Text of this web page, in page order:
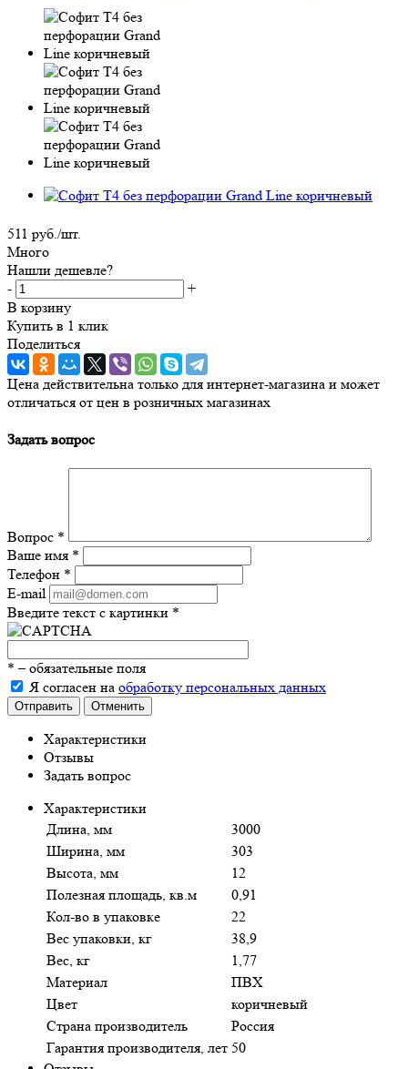
511 руб./шт.
Много
Нашли дешевле?
-
+
В корзину
Купить в 1 клик
Поделиться
Цена действительна только для интернет-магазина и может
отличаться от цен в розничных магазинах
Задать вопрос
Вопрос *
Ваше имя *
Телефон *
E-mail
Введите текст с картинки *
* – обязательные поля
Я согласен на обработку персональных данных
Отправить Отменить
Характеристики
Отзывы
Задать вопрос
Характеристики
Длина, мм
3000
Ширина, мм
303
Высота, мм
12
Полезная площадь, кв.м
0,91
Кол-во в упаковке
22
Вес упаковки, кг
38,9
Вес, кг
1,77
Материал
ПВХ
Цвет
коричневый
Страна производитель
Россия
Гарантия производителя, лет 50